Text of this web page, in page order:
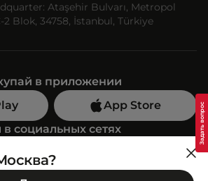
Ataşehir Bulvarı, Metropol
2 Blok, 34758, İstanbul, Türkiye
в приложении
App Store
социальных сетях
Позвони нам